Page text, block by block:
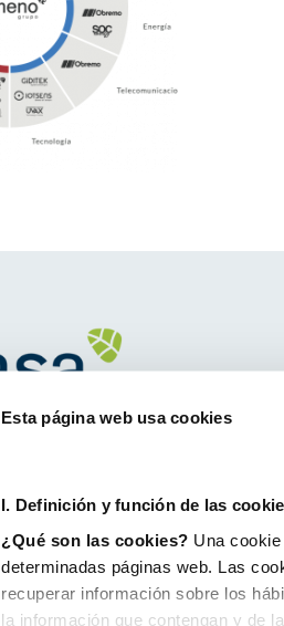
Esta página web usa cookies
I. Definición y función de las
¿Qué son las cookies? Una
determinadas páginas web. Las
recuperar información sobre los
la información que contengan y de